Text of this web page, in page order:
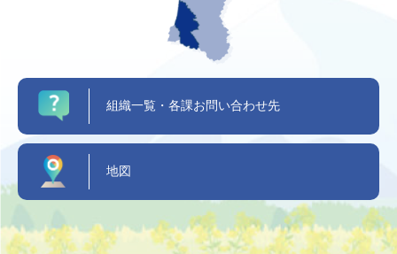
組織一覧・各課お問い合わせ先
地図